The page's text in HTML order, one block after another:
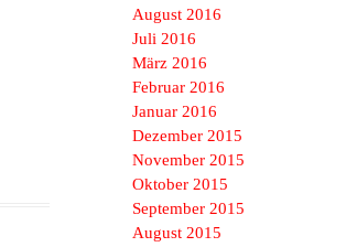
August 2016
Juli 2016
März 2016
Februar 2016
Januar 2016
Dezember 2015
November 2015
Oktober 2015
September 2015
August 2015